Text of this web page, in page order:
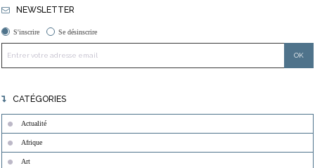
NEWSLETTER
S'inscrire Se désinscrire
CATÉGORIES
Actualité
Afrique
Art